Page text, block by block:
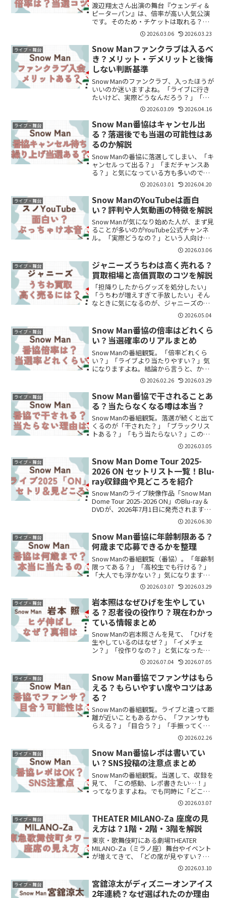
渡辺翔太さん出演の舞台『ウェンディ＆
ピーターパン』は、倍率が高い人気公演
です。そのため・チケットは取れる？・
一般でも間に合う？・どうすれば当たり
やすい？と不安に感じている方も多いと
思います。結論から言うと、事前に準備
すれば当選のチャンスは十...
2026.03.06 2026.03.23
ライブ・舞台
Snow Manファンクラブは入るべ
き？メリット・デメリットと後悔
しない判断基準
Snow Manのファンクラブ、入ったほうが
いいのか迷いますよね。「ライブに行き
たいけど、実際どうなんだろう？」「入
って後悔しない？」と気になっている方
も多いと思います。結論からいうと、ラ
イブに行きたいなら入っておく価値はあ
ります。この記事...
2026.03.09 2026.04.16
ライブ・舞台
Snow Man番協はキャンセル出
る？落選後でも当選の可能性はあ
るのか解説
Snow Manの番協に落選してしまい、「キ
ャンセルって出る？」「まだチャンスあ
る？」と気になっている方も多いのでは
ないでしょうか。結論からいうと、番協
はキャンセルが出ることがあり、繰り上
げ当選の可能性もゼロではありません。
ただし枠はかなり...
2026.03.01 2026.04.20
ライブ・舞台
Snow ManのYouTubeは面白
い？評判や人気動画の特徴を解説
Snow Manが気になり始めた人が、まず見
ることが多いのがYouTube公式チャンネ
ル。「実際どうなの？」という人向け
に、評判をまとめました。バラエティ動
画：メンバーの個性が分かるSnow Manの
YouTubeで一番人気なのがバラエティ...
2026.03.06
ライブ・舞台
ジャニーズうちわは高く売れる？
買取相場と高価買取のコツを解説
「担降りしたからグッズを処分したい」
「うちわが増えすぎて手放したい」そん
なときに気になるのが、ジャニーズのう
ちわって高く売れるの？という点ですよ
ね。結論から言うと、うちわは条件次第
でしっかり値段がつきます。特に人気メ
ンバーや限定品は、想像以...
2026.05.04
ライブ・舞台
Snow Man番協の倍率はどれくら
い？当選確率のリアルまとめ
Snow Manの番組観覧。「倍率どれくら
い？」「ライブより当たりやすい？」気
になりますよね。結論から言うと、かな
り低いです。Snow Man番協の倍率が低い
理由理由はシンプル。・観覧人数が少な
い（数十人〜数百人規模）・応募は全国
から・ファ...
2026.02.26 2026.03.29
ライブ・舞台
Snow Man番協で干されることあ
る？当たらなくなる噂は本当？
Snow Manの番組観覧。落選が続くと出て
くるのが「干された？」「ブラックリス
トある？」「もう当たらない？」この不
安。結論から言うと、公式に“干す”とい
う発表はありません。ただし、注意すべ
き行動はあります。干されるってどうい
う意味？ファン...
2026.03.05
ライブ・舞台
Snow Man Dome Tour 2025-
2026 ON セットリスト一覧！Blu-
ray収録曲や見どころを紹介
Snow Manのライブ映像作品「Snow Man
Dome Tour 2025-2026 ON」のBlu-ray＆
DVDが、2026年7月1日に発売されます。
「ライブのセットリストをもう一度見た
い！」「Blu-rayにはどの曲が収録され
る...
2026.06.30
ライブ・舞台
Snow Man番協に年齢制限ある？
何歳まで応募できるかを整理
Snow Manの番組観覧（番協）。「年齢制
限ってある？」「高校生でも行ける？」
「大人でも浮かない？」気になりますよ
ね。結論から言うと、番組ごとに年齢条
件は違います。基本は“募集要項を確
認”番協は毎回、当選メールや募集ページ
に条件が書かれま...
2026.03.07 2026.03.29
ライブ・舞台
岩本照はなぜひげを生やしてい
る？忍者役の役作り？現在わかっ
ている情報まとめ
Snow Manの岩本照さんを見て、「ひげを
生やしているのはなぜ？」「イメチェ
ン？」「役作りなの？」と気になった方
も多いのではないでしょうか。これまで
爽やかな印象が強かった岩本照さんです
が、最近はひげ姿で登場する機会が増
え、SNSでも話題に...
2026.07.04 2026.07.05
ライブ・舞台
Snow Man番協でファンサはもら
える？もらいやすい席やコツはあ
る？
Snow Manの番組観覧。ライブと違って距
離が近いこともあるから、「ファンサも
らえる？」「目合う？」「手振ってくれ
る？」気になりますよね。結論から言う
と、近いので目が合う可能性はある。で
も狙うものではない。整理します。番協
でファンサはある...
2026.02.26
ライブ・舞台
Snow Man番協レポは書いてい
い？SNS投稿の注意点まとめ
Snow Manの番組観覧。当選して、収録を
見て、「この感動、レポ書きたい…！」
ってなりますよね。でも同時に「どこま
で書いていいの？」「違反になる？」
「干されない？」不安も出てきます。整
理します。番協レポは基本OK？完全NGで
はありません。...
2026.03.07
ライブ・舞台
THEATER MILANO-Za 座席の見
え方は？1階・2階・3階を解説
東京・歌舞伎町にある劇場THEATER
MILANO-Za（ミラノ座）舞台やイベント
が増えてきて、「どの席が見やすい？」
「1階と2階はどっちがいい？」と気にな
っている方も多いのではないでしょう
か。この記事では・THEATER MILANO-...
2026.03.10
ライブ・舞台
宮舘涼太がディズニーオンアイス
2年連続？なぜ選ばれたのか理由